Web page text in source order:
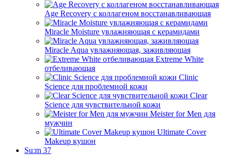
Age Recovery с коллагеном восстанавливающая
Miracle Moisture увлажняющая с керамидами
Miracle Aqua увлажняющая, заживляющая
Extreme White
отбеливающая
Clinic
Science для проблемной кожи
Clear
Science для чувствительной кожи
Meister for Men для
мужчин
Ultimate Cover
Makeup кушон
Su:m 37